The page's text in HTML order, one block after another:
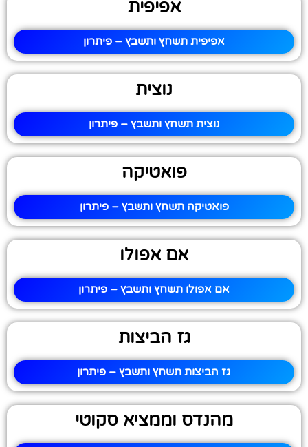
אפיפית
אפיפית תשחץ ותשבץ – פיתרון
נוצית
נוצית תשחץ ותשבץ – פיתרון
פואטיקה
פואטיקה תשחץ ותשבץ – פיתרון
אם אפולו
אם אפולו תשחץ ותשבץ – פיתרון
גז הביצות
גז הביצות תשחץ ותשבץ – פיתרון
מהנדס וממציא סקוטי